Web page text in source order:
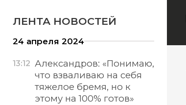
ЛЕНТА НОВОСТЕЙ
24 апреля 2024
13:12 Александров: «Понимаю,
что взваливаю на себя
тяжелое бремя, но к
этому на 100% готов»